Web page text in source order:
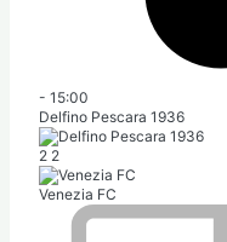
- 15:00
Delfino Pescara 1936
2 2
Venezia FC